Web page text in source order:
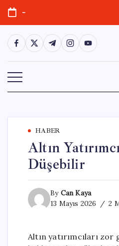
Skip
content
-
https://www.facebook.com/
https://twitter.com/
https://t.me/
https://https://
HABER
Altın
Düşebilir
By Can Kaya
13 Mayıs 2026
2
Altın yatırımcıları